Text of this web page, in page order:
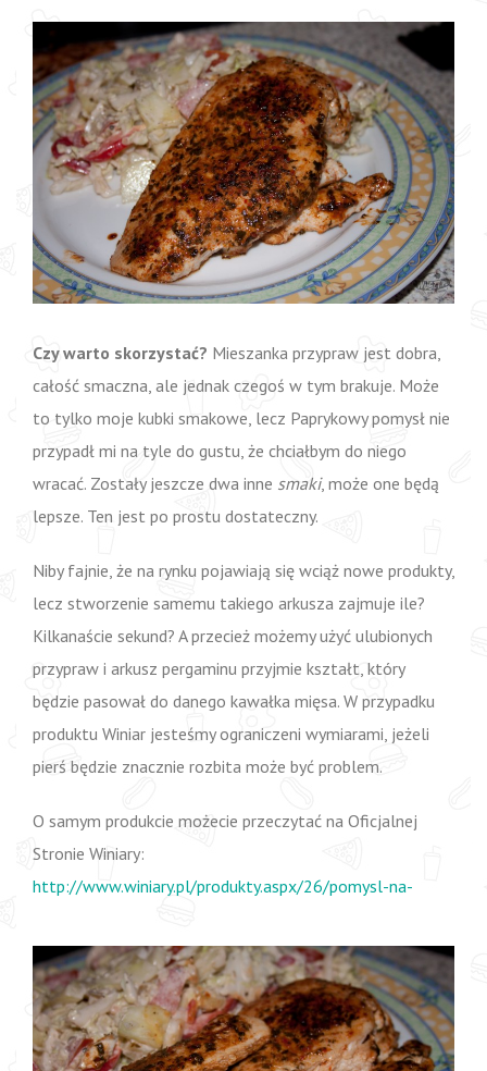
Czy warto skorzystać? Mieszanka przypraw jest dobra,
całość smaczna, ale jednak czegoś w tym brakuje. Może
to tylko moje kubki smakowe, lecz Paprykowy pomysł nie
przypadł mi na tyle do gustu, że chciałbym do niego
wracać. Zostały jeszcze dwa inne smaki, może one będą
lepsze. Ten jest po prostu dostateczny.
Niby fajnie, że na rynku pojawiają się wciąż nowe produkty,
lecz stworzenie samemu takiego arkusza zajmuje ile?
Kilkanaście sekund? A przecież możemy użyć ulubionych
przypraw i arkusz pergaminu przyjmie kształt, który
będzie pasował do danego kawałka mięsa. W przypadku
produktu Winiar jesteśmy ograniczeni wymiarami, jeżeli
pierś będzie znacznie rozbita może być problem.
O samym produkcie możecie przeczytać na Oficjalnej
Stronie Winiary:
http://www.winiary.pl/produkty.aspx/26/pomysl-na-